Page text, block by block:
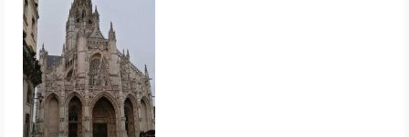
Melnkalne
Grieķija
Krēta